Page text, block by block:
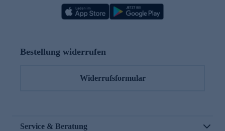
Bestellung widerrufen
Widerrufsformular
Service & Beratung